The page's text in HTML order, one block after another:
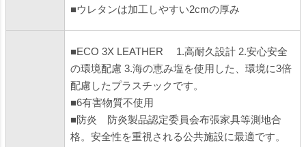
■ウレタンは加工しやすい2cmの厚み
■ECO 3X LEATHER 1.高耐久設計 2.安心安全
の環境配慮 3.海の恵み塩を使用した、環境に3倍
配慮したプラスチックです。
■6有害物質不使用
■防炎 防炎製品認定委員会布張家具等測地合
格。安全性を重視される公共施設に最適です。